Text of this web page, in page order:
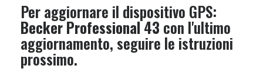
Per aggiornare il dispositivo GPS:
Becker Professional 43 con l'ultimo
aggiornamento, seguire le istruzioni
prossimo.